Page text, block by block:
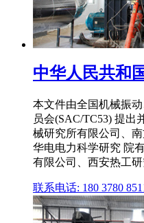
中华人民共和
本文件由全国机械振
员会(SAC/TC53) 提出
械研究所有限公司、
华电电力科学研究 院
有限公司、西安热工
联系电话: 180 3780